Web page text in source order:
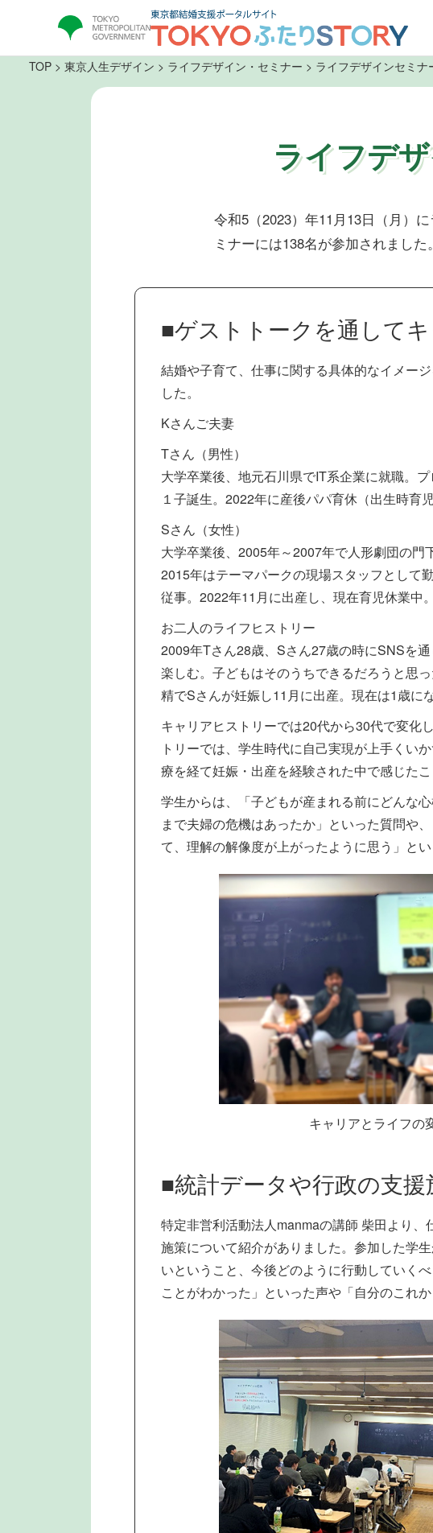
TOP > 東京人生デザイン > ライフデザイン・セミナー > ライフデザインセミ
ライフデ
令和5（2023）年11月13日（月）
ミナーには138名が参加されました。
■ゲストトークを通して
結婚や子育て、仕事に関する具体的なイメー
した。
Kさんご夫妻
Tさん（男性）
大学卒業後、地元石川県でIT系企業に就職。
１子誕生。2022年に産後パパ育休（出生時育
Sさん（女性）
大学卒業後、2005年～2007年で人形劇団の
2015年はテーマパークの現場スタッフとして
従事。2022年11月に出産し、現在育児休業中。
お二人のライフヒストリー
2009年Tさん28歳、Sさん27歳の時にSNSを
楽しむ。子どもはそのうちできるだろうと思
精でSさんが妊娠し11月に出産。現在は1歳に
キャリアヒストリーでは20代から30代で変化
トリーでは、学生時代に自己実現が上手くい
療を経て妊娠・出産を経験された中で感じた
学生からは、「子どもが産まれる前にどんな
まで夫婦の危機はあったか」といった質問や
て、理解の解像度が上がったように思う」とい
キャリアとライフの
■統計データや行政の支
特定非営利活動法人manmaの講師 柴田より
施策について紹介がありました。参加した学
いということ、今後どのように行動していく
ことがわかった」といった声や「自分のこれ